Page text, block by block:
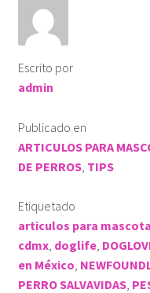
PLAYERA
KLÓTIPS
Contact Us
Escrito por
admin
Publicado en
ARTICULOS PARA
DE PERROS, TIPS
Etiquetado
articulos para
cdmx, doglife,
en México,
PERRO SALVAVIDAS,